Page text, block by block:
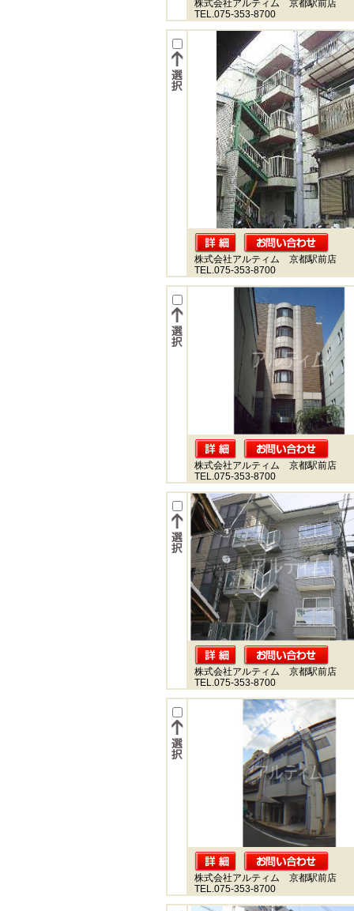
株式会社アルティム 京都駅前店
TEL.075-353-8700
株式会社アルティム 京都駅前店
TEL.075-353-8700
株式会社アルティム 京都駅前店
TEL.075-353-8700
株式会社アルティム 京都駅前店
TEL.075-353-8700
株式会社アルティム 京都駅前店
TEL.075-353-8700